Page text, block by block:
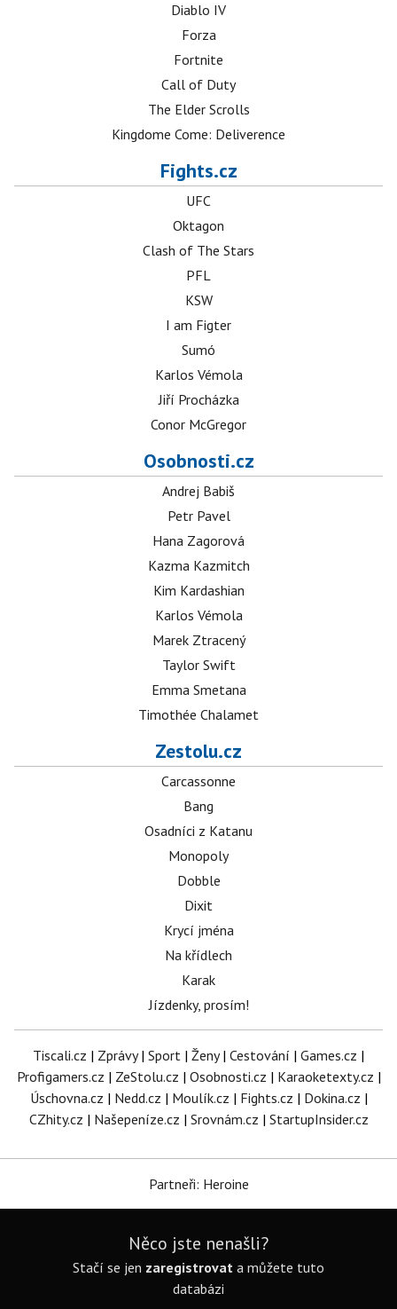
Diablo IV
Forza
Fortnite
Call of Duty
The Elder Scrolls
Kingdome Come: Deliverence
Fights.cz
UFC
Oktagon
Clash of The Stars
PFL
KSW
I am Figter
Sumó
Karlos Vémola
Jiří Procházka
Conor McGregor
Osobnosti.cz
Andrej Babiš
Petr Pavel
Hana Zagorová
Kazma Kazmitch
Kim Kardashian
Karlos Vémola
Marek Ztracený
Taylor Swift
Emma Smetana
Timothée Chalamet
Zestolu.cz
Carcassonne
Bang
Osadníci z Katanu
Monopoly
Dobble
Dixit
Krycí jména
Na křídlech
Karak
Jízdenky, prosím!
Tiscali.cz | Zprávy| Sport | Ženy| Cestování | Games.cz |
Profigamers.cz | ZeStolu.cz | Osobnosti.cz | Karaoketexty.cz |
Úschovna.cz | Nedd.cz | Moulík.cz | Fights.cz | Dokina.cz |
CZhity.cz | Našepeníze.cz | Srovnám.cz | StartupInsider.cz
Partneři: Heroine
Něco jste nenašli?
Stačí se jen zaregistrovat a můžete tuto
databázi